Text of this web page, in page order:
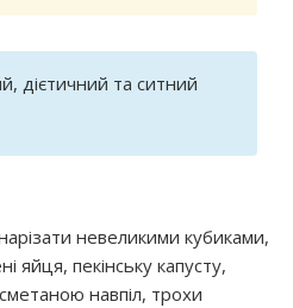
дієтичний та ситний
невеликими кубиками,
яйця, пекінську капусту,
навпіл, трохи